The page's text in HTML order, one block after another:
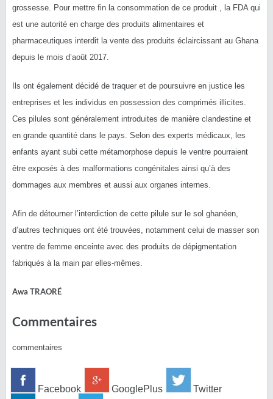
grossesse. Pour mettre fin la consommation de ce produit , la FDA qui
est une autorité en charge des produits alimentaires et
pharmaceutiques interdit la vente des produits éclaircissant au Ghana
depuis le mois d’août 2017.
Ils ont également décidé de traquer et de poursuivre en justice les
entreprises et les individus en possession des comprimés illicites.
Ces pilules sont généralement introduites de manière clandestine et
en grande quantité dans le pays. Selon des experts médicaux, les
enfants ayant subi cette métamorphose depuis le ventre pourraient
être exposés à des malformations congénitales ainsi qu’à des
dommages aux membres et aussi aux organes internes.
Afin de détourner l’interdiction de cette pilule sur le sol ghanéen,
d’autres techniques ont été trouvées, notamment celui de masser son
ventre de femme enceinte avec des produits de dépigmentation
fabriqués à la main par elles-mêmes.
Awa TRAORÉ
Commentaires
commentaires
Facebook GooglePlus Twitter